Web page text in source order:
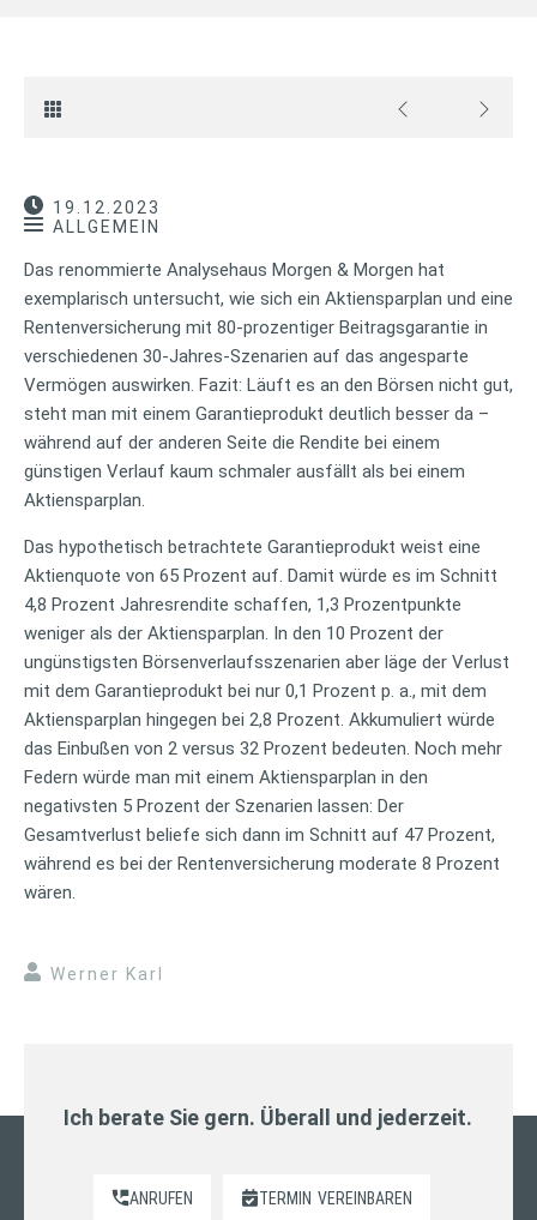
19.12.2023
ALLGEMEIN
Das renommierte Analysehaus Morgen & Morgen hat
exemplarisch untersucht, wie sich ein Aktiensparplan und eine
Rentenversicherung mit 80-prozentiger Beitragsgarantie in
verschiedenen 30-Jahres-Szenarien auf das angesparte
Vermögen auswirken. Fazit: Läuft es an den Börsen nicht gut,
steht man mit einem Garantieprodukt deutlich besser da –
während auf der anderen Seite die Rendite bei einem
günstigen Verlauf kaum schmaler ausfällt als bei einem
Aktiensparplan.
Das hypothetisch betrachtete Garantieprodukt weist eine
Aktienquote von 65 Prozent auf. Damit würde es im Schnitt
4,8 Prozent Jahresrendite schaffen, 1,3 Prozentpunkte
weniger als der Aktiensparplan. In den 10 Prozent der
ungünstigsten Börsenverlaufsszenarien aber läge der Verlust
mit dem Garantieprodukt bei nur 0,1 Prozent p. a., mit dem
Aktiensparplan hingegen bei 2,8 Prozent. Akkumuliert würde
das Einbußen von 2 versus 32 Prozent bedeuten. Noch mehr
Federn würde man mit einem Aktiensparplan in den
negativsten 5 Prozent der Szenarien lassen: Der
Gesamtverlust beliefe sich dann im Schnitt auf 47 Prozent,
während es bei der Rentenversicherung moderate 8 Prozent
wären.
Werner Karl
Ich berate Sie gern. Überall und jederzeit.
ANRUFEN TERMIN VEREINBAREN